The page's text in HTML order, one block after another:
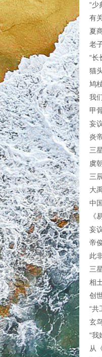
“少
有
夏
老
“长
猫
鸠
我
甲
妄
炎
三
虞
三
大
中
《
妄
帝
此
三
相
创
“共
玄
“我
从